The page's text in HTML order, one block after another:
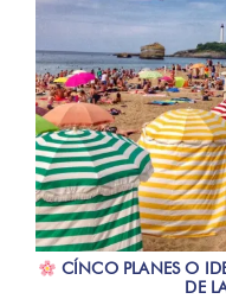
CÍNCO PLANES O
DE